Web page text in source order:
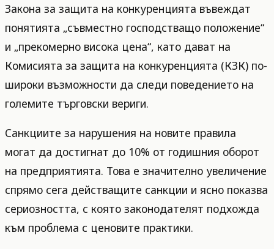
Закона за защита на конкуренцията въвеждат
понятията „съвместно господстващо положение“
и „прекомерно висока цена“, като дават на
Комисията за защита на конкуренцията (КЗК) по-
широки възможности да следи поведението на
големите търговски вериги.
Санкциите за нарушения на новите правила
могат да достигнат до 10% от годишния оборот
на предприятията. Това е значително увеличение
спрямо сега действащите санкции и ясно показва
сериозността, с която законодателят подхожда
към проблема с ценовите практики.